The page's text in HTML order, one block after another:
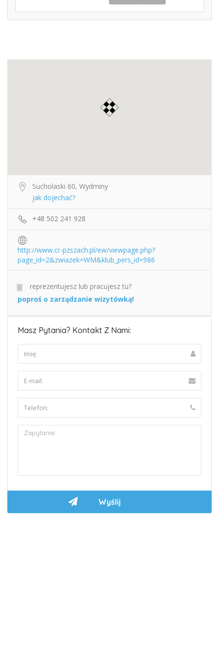
Sucholaski 60, Wydminy
jak dojechać?
+48 502 241 928
http://www.cr-pzszach.pl/ew/viewpage.php?
page_id=2&zwiazek=WM&klub_pers_id=986
reprezentujesz lub pracujesz tu?
poproś o zarządzanie wizytówką!
Masz Pytania? Kontakt Z Nami: